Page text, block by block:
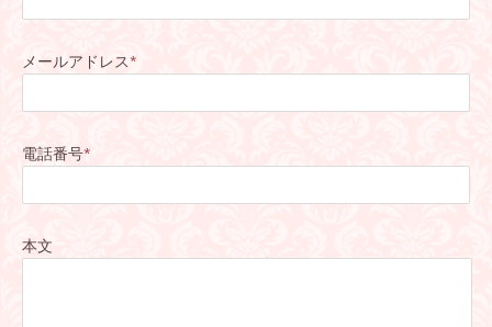
メールアドレス*
電話番号*
本文